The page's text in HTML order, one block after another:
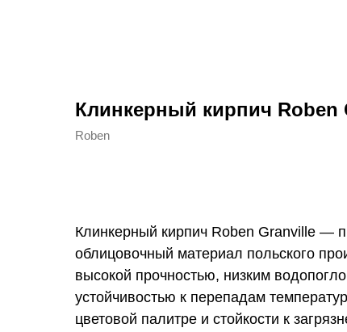
Клинкерный кирпич Roben
Roben
Клинкерный кирпич Roben Granville —
облицовочный материал польского
высокой прочностью, низким
устойчивостью к перепадам
цветовой палитре и стойкости к